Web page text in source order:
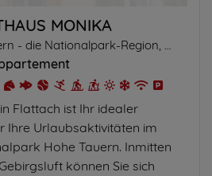
MONIKA
Flattach, Hohe Tauern - die Nationalpark-Region, Kärnten
Flattach ist Ihr idealer
Ihre Urlaubsaktivitäten im
Hohe Tauern. Inmitten
können Sie sich